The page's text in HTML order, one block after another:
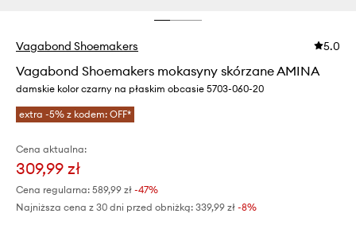
Vagabond Shoemakers 5.0
Vagabond Shoemakers mokasyny skórzane AMINA
damskie kolor czarny na płaskim obcasie 5703-060-20
extra -5% z kodem: OFF*
Cena aktualna:
309,99 zł
Cena regularna: 589,99 zł -47%
Najniższa cena z 30 dni przed obniżką: 339,99 zł -8%